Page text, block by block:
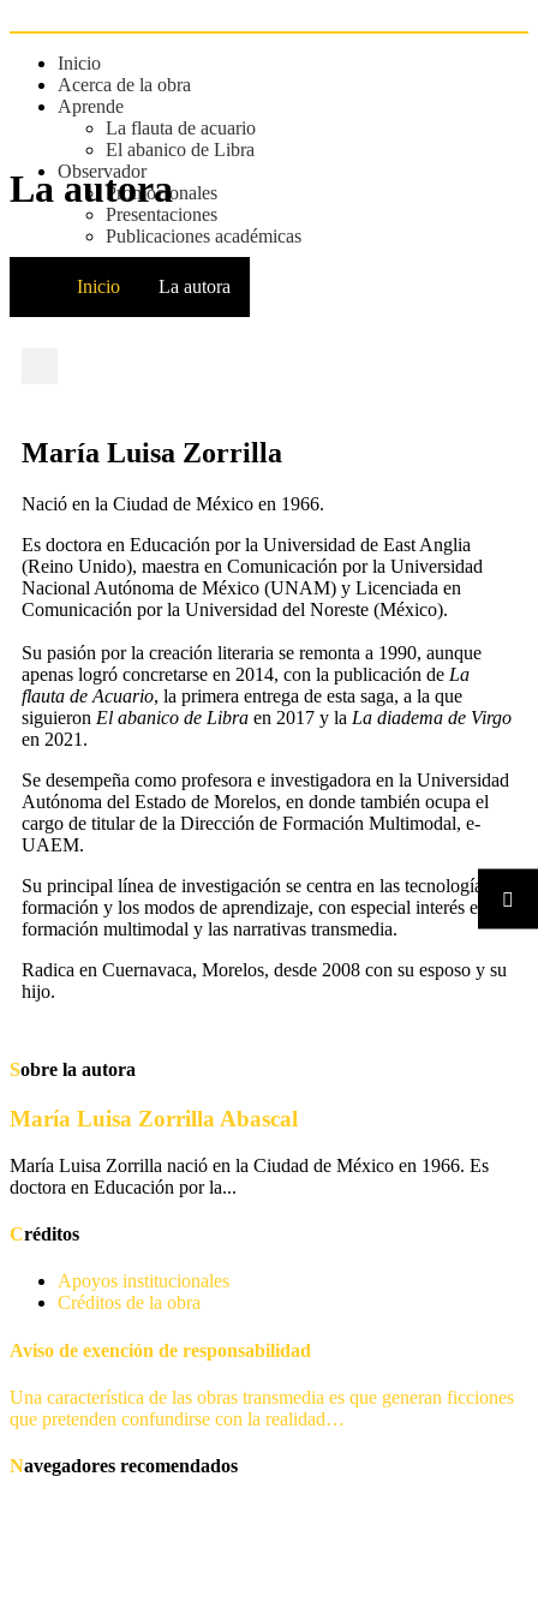
Inicio
Acerca de la obra
Aprende
La flauta de acuario
El abanico de Libra
Observador
Promocionales
Presentaciones
Publicaciones académicas
La autora
Inicio La autora
María Luisa Zorrilla
Nació en la Ciudad de México en 1966.
Es doctora en Educación por la Universidad de East Anglia
(Reino Unido), maestra en Comunicación por la Universidad
Nacional Autónoma de México (UNAM) y Licenciada en
Comunicación por la Universidad del Noreste (México).
Su pasión por la creación literaria se remonta a 1990, aunque
apenas logró concretarse en 2014, con la publicación de La
flauta de Acuario, la primera entrega de esta saga, a la que
siguieron El abanico de Libra en 2017 y la La diadema de Virgo
en 2021.
Se desempeña como profesora e investigadora en la Universidad
Autónoma del Estado de Morelos, en donde también ocupa el
cargo de titular de la Dirección de Formación Multimodal, e-
UAEM.
Su principal línea de investigación se centra en las tecnologías, la
formación y los modos de aprendizaje, con especial interés en la
formación multimodal y las narrativas transmedia.
Radica en Cuernavaca, Morelos, desde 2008 con su esposo y su
hijo.
Sobre la autora
María Luisa Zorrilla Abascal
María Luisa Zorrilla nació en la Ciudad de México en 1966. Es
doctora en Educación por la...
Créditos
Apoyos institucionales
Créditos de la obra
Aviso de exención de responsabilidad
Una característica de las obras transmedia es que generan ficciones
que pretenden confundirse con la realidad…
Navegadores recomendados